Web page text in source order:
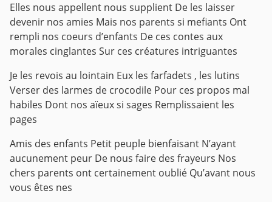
Elles nous appellent nous supplient De les laisser
devenir nos amies Mais nos parents si mefiants Ont
rempli nos coeurs d’enfants De ces contes aux
morales cinglantes Sur ces créatures intriguantes
Je les revois au lointain Eux les farfadets , les lutins
Verser des larmes de crocodile Pour ces propos mal
habiles Dont nos aïeux si sages Remplissaient les
pages
Amis des enfants Petit peuple bienfaisant N’ayant
aucunement peur De nous faire des frayeurs Nos
chers parents ont certainement oublié Qu’avant nous
vous êtes nes